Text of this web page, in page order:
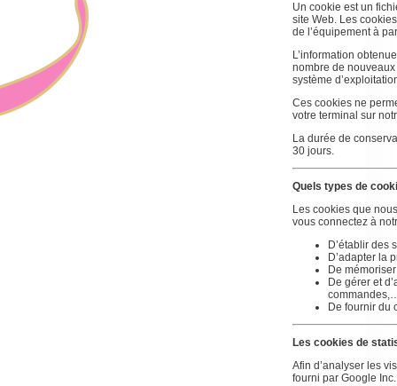
Un cookie est un
site Web. Les
de l’équipement à
L’information
nombre de
système
Ces cookies ne
votre terminal sur
La durée de
30 jours.
Quels types de
Les cookies que
vous connectez à
D’établir des
D’adapter la
De
De gérer et
De fournir du
Les cookies de
Afin d’analyser les
fourni par Google Inc.